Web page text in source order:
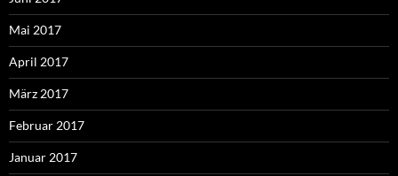
Mai 2017
April 2017
März 2017
Februar 2017
Januar 2017